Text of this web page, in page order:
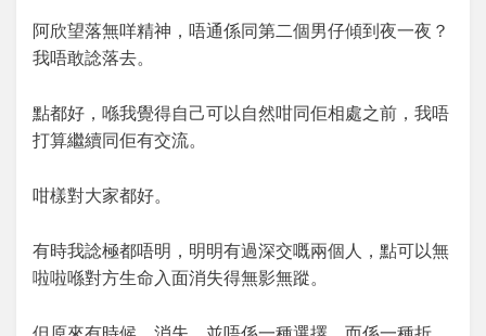
阿欣望落無咩精神，唔通係同第二個男仔傾到夜一夜？
我唔敢諗落去。
點都好，喺我覺得自己可以自然咁同佢相處之前，我唔
打算繼續同佢有交流。
咁樣對大家都好。
有時我諗極都唔明，明明有過深交嘅兩個人，點可以無
啦啦喺對方生命入面消失得無影無蹤。